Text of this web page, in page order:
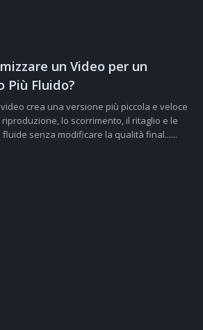
un Video per un
Più Fluido?
crea una versione più piccola e veloce
lo scorrimento, il ritaglio e le
senza modificare la qualità final......